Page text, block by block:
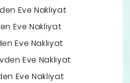
Eve Nakliyat
Eve Nakliyat
Eve Nakliyat
Eve Nakliyat
Eve Nakliyat